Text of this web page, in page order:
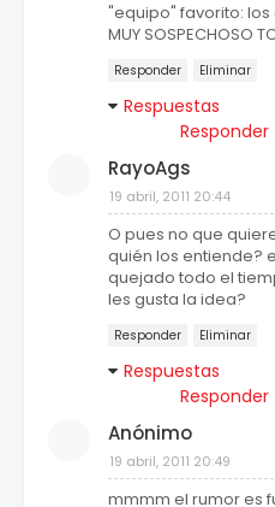
"equipo" favorito:
MUY SOSPECHOSO
Responder Eliminar
Respuestas
Responder
RayoAgs
19 abril, 2011 20:44
O pues no que
quién los entiende?
quejado todo el
les gusta la idea?
Responder Eliminar
Respuestas
Responder
Anónimo
19 abril, 2011 20:49
mmmm el rumor es